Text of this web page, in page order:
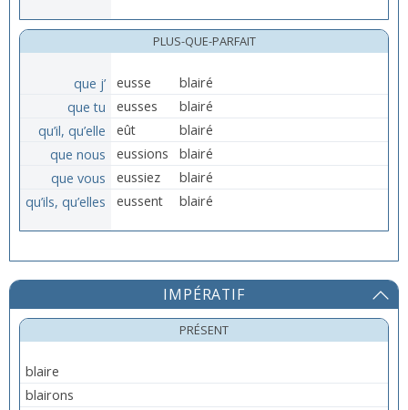
PLUS-QUE-PARFAIT
que j’ eusse
blairé
que tu
eusses
blairé
qu’il, qu’elle
eût
blairé
que nous
eussions
blairé
que vous
eussiez
blairé
qu’ils, qu’elles
eussent blairé
IMPÉRATIF
PRÉSENT
blaire
blairons